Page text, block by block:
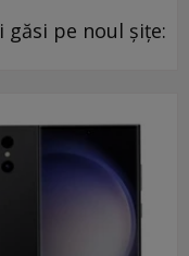
pe noul șițe: